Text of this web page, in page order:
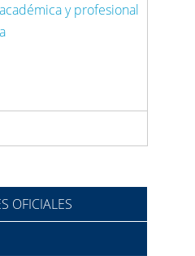
y profesional
OFICIALES